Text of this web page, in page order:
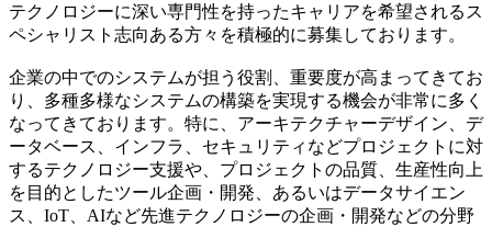
テクノロジーに深い専門性を持ったキャリアを希望されるス
ペシャリスト志向ある方々を積極的に募集しております。
企業の中でのシステムが担う役割、重要度が高まってきてお
り、多種多様なシステムの構築を実現する機会が非常に多く
なってきております。特に、アーキテクチャーデザイン、デ
ータベース、インフラ、セキュリティなどプロジェクトに対
するテクノロジー支援や、プロジェクトの品質、生産性向上
を目的としたツール企画・開発、あるいはデータサイエン
ス、IoT、AIなど先進テクノロジーの企画・開発などの分野